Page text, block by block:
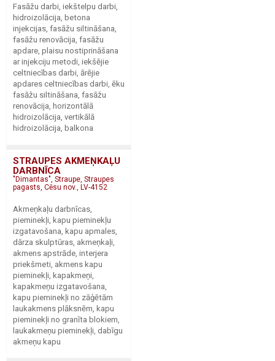
Fasāžu darbi, iekštelpu darbi,
hidroizolācija, betona
injekcijas, fasāžu siltināšana,
fasāžu renovācija, fasāžu
apdare, plaisu nostiprināšana
ar injekciju metodi, iekšējie
celtniecības darbi, ārējie
apdares celtniecības darbi, ēku
fasāžu siltināšana, fasāžu
renovācija, horizontālā
hidroizolācija, vertikālā
hidroizolācija, balkona
STRAUPES AKMEŅKAĻU
DARBNĪCA
"Dimantas", Straupe, Straupes
pagasts, Cēsu nov., LV-4152
Akmeņkaļu darbnīcas,
pieminekļi, kapu pieminekļu
izgatavošana, kapu apmales,
dārza skulptūras, akmeņkaļi,
akmens apstrāde, interjera
priekšmeti, akmens kapu
pieminekļi, kapakmeņi,
kapakmeņu izgatavošana,
kapu pieminekļi no zāģētām
laukakmens plāksnēm, kapu
pieminekļi no granīta blokiem,
laukakmeņu pieminekļi, dabīgu
akmeņu kapu